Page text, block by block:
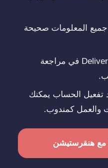
جميع المعلومات صحيحة
يساعدك Delivery Wolf في مراجعة
تفعيل الحساب يمكنك
والعمل كمندوب.
هنقرستيشن